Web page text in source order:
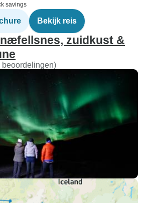
savings
Bekijk reis
zuidkust &
beoordelingen)